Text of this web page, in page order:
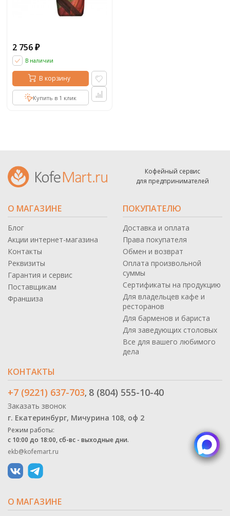
2 756 ₽
В наличии
В корзину
Купить в 1 клик
Кофейный сервис
для предпринимателей
О МАГАЗИНЕ
Блог
Акции интернет-магазина
Контакты
Реквизиты
Гарантия и сервис
Поставщикам
Франшиза
ПОКУПАТЕЛЮ
Доставка и оплата
Права покупателя
Обмен и возврат
Оплата произвольной
суммы
Сертификаты на продукцию
Для владельцев кафе и
ресторанов
Для барменов и бариста
Для заведующих столовых
Все для вашего любимого
дела
КОНТАКТЫ
+7 (9221) 637-703, 8 (804) 555-10-40
Заказать звонок
г. Екатеринбург, Мичурина 108, оф 2
Режим работы:
с 10:00 до 18:00, сб-вс - выходные дни.
ekb@kofemart.ru
О МАГАЗИНЕ